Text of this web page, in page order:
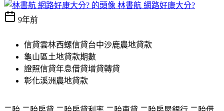
林書航 網路好康大分?
9年前
信貸雲林西螺信貸台中沙鹿農地貸款
龜山區土地貸款期數
證照信貸年息借貸增貸轉貸
彰化溪洲農地貸款